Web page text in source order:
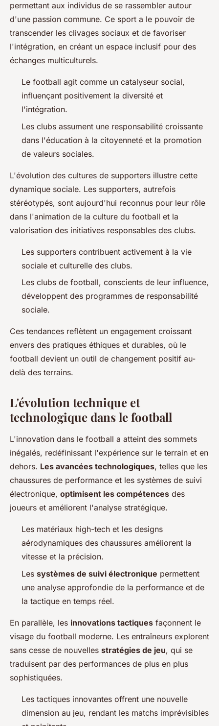
permettant aux individus de se rassembler autour
d'une passion commune. Ce sport a le pouvoir de
transcender les clivages sociaux et de favoriser
l'intégration, en créant un espace inclusif pour des
échanges multiculturels.
Le football agit comme un catalyseur social,
influençant positivement la diversité et
l'intégration.
Les clubs assument une responsabilité croissante
dans l'éducation à la citoyenneté et la promotion
de valeurs sociales.
L'évolution des cultures de supporters illustre cette
dynamique sociale. Les supporters, autrefois
stéréotypés, sont aujourd'hui reconnus pour leur rôle
dans l'animation de la culture du football et la
valorisation des initiatives responsables des clubs.
Les supporters contribuent activement à la vie
sociale et culturelle des clubs.
Les clubs de football, conscients de leur influence,
développent des programmes de responsabilité
sociale.
Ces tendances reflètent un engagement croissant
envers des pratiques éthiques et durables, où le
football devient un outil de changement positif au-
delà des terrains.
L'évolution technique et
technologique dans le football
L'innovation dans le football a atteint des sommets
inégalés, redéfinissant l'expérience sur le terrain et en
dehors. Les avancées technologiques, telles que les
chaussures de performance et les systèmes de suivi
électronique, optimisent les compétences des
joueurs et améliorent l'analyse stratégique.
Les matériaux high-tech et les designs
aérodynamiques des chaussures améliorent la
vitesse et la précision.
Les systèmes de suivi électronique permettent
une analyse approfondie de la performance et de
la tactique en temps réel.
En parallèle, les innovations tactiques façonnent le
visage du football moderne. Les entraîneurs explorent
sans cesse de nouvelles stratégies de jeu, qui se
traduisent par des performances de plus en plus
sophistiquées.
Les tactiques innovantes offrent une nouvelle
dimension au jeu, rendant les matchs imprévisibles